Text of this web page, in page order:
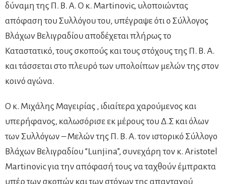
δύναμη της Π. Β. Α. Ο κ. Martinovic, υλοποιώντας
απόφαση του Συλλόγου του, υπέγραψε ότι ο Σύλλογος
Βλάχων Βελιγραδίου αποδέχεται πλήρως το
Καταστατικό, τους σκοπούς και τους στόχους της Π. Β. Α.
και τάσσεται στο πλευρό των υπολοίπων μελών της στον
κοινό αγώνα.
Ο κ. Μιχάλης Μαγειρίας , ιδιαίτερα χαρούμενος και
υπερήφανος, καλωσόρισε εκ μέρους του Δ.Σ και όλων
των Συλλόγων – Μελών της Π. Β. Α. τον ιστορικό Σύλλογο
Βλάχων Βελιγραδίου “Lunjina”, συνεχάρη τον κ. Aristotel
Martinovic για την απόφασή τους να ταχθούν έμπρακτα
υπέρ των σκοπών και των στόχων της απανταχού